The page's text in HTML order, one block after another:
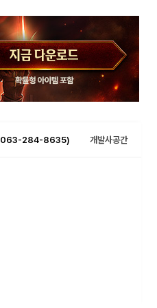
(063-284-8635) 개발사공간